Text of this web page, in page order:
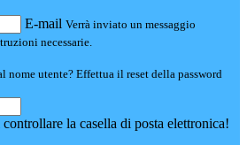
E-mail Verrà inviato un messaggio
necessarie.
nome utente? Effettua il reset della password
la casella di posta elettronica!